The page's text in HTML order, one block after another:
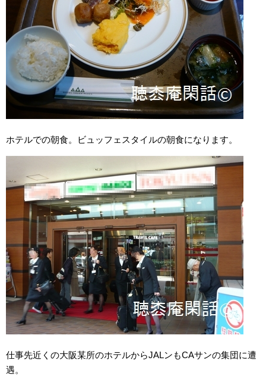
ホテルでの朝食。ビュッフェスタイルの朝食になります。
仕事先近くの大阪某所のホテルからJALンもCAサンの集団に遭
遇。